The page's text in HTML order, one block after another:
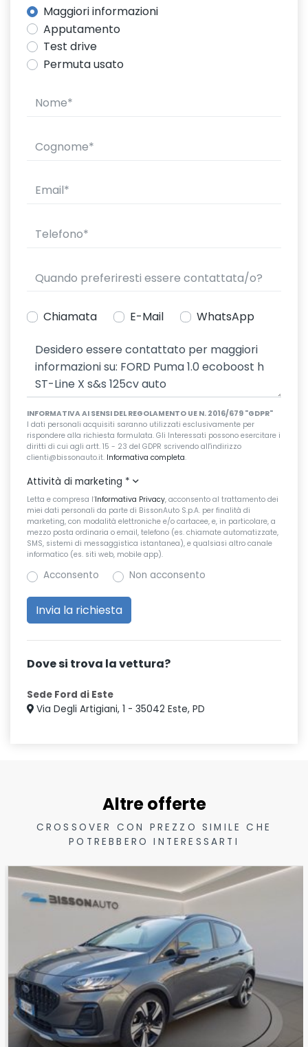
Maggiori informazioni
Apputamento
Test drive
Permuta usato
Chiamata E-Mail WhatsApp
INFORMATIVA AI SENSI DEL REGOLAMENTO UE N. 2016/679 "GDPR"
I dati personali acquisiti saranno utilizzati esclusivamente per
rispondere alla richiesta formulata. Gli Interessati possono esercitare i
diritti di cui agli artt. 15 - 23 del GDPR scrivendo all'indirizzo
clienti@bissonauto.it. Informativa completa.
Attività di marketing *
Letta e compresa l’Informativa Privacy, acconsento al trattamento dei
miei dati personali da parte di BissonAuto S.p.A. per finalità di
marketing, con modalità elettroniche e/o cartacee, e, in particolare, a
mezzo posta ordinaria o email, telefono (es. chiamate automatizzate,
SMS, sistemi di messaggistica istantanea), e qualsiasi altro canale
informatico (es. siti web, mobile app).
Acconsento Non acconsento
Dove si trova la vettura?
Sede Ford di Este
Via Degli Artigiani, 1 - 35042 Este, PD
Altre offerte
CROSSOVER CON PREZZO SIMILE CHE
POTREBBERO INTERESSARTI